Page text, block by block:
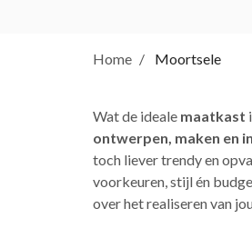
Home Moortsele
Wat de ideale maatkast
ontwerpen, maken en
toch liever trendy en
voorkeuren, stijl én
over het realiseren van